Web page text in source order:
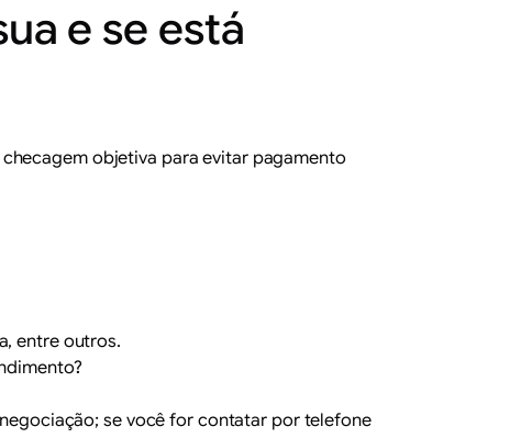
e se está
objetiva para evitar pagamento
entre outros.
se você for contatar por telefone